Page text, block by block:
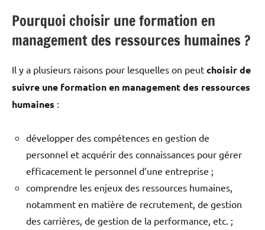
Pourquoi choisir une formation en
management des ressources humaines ?
Il y a plusieurs raisons pour lesquelles on peut choisir de
suivre une formation en management des ressources
humaines :
développer des compétences en gestion de
personnel et acquérir des connaissances pour gérer
efficacement le personnel d’une entreprise ;
comprendre les enjeux des ressources humaines,
notamment en matière de recrutement, de gestion
des carrières, de gestion de la performance, etc. ;